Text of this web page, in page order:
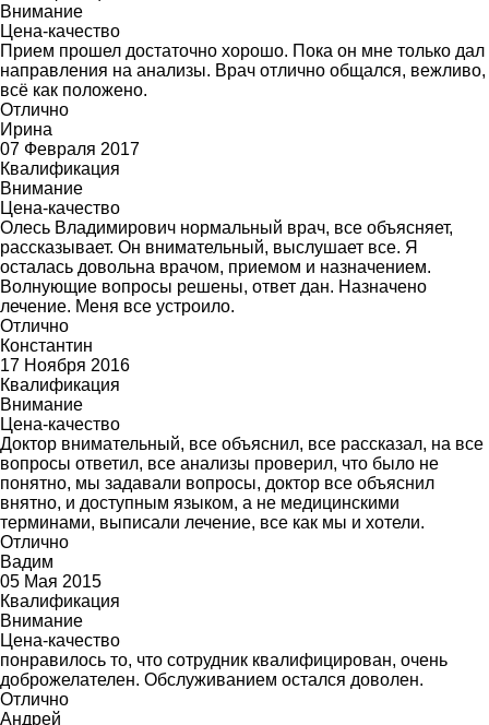
Внимание
Цена-качество
Прием прошел достаточно хорошо. Пока он мне только дал
направления на анализы. Врач отлично общался, вежливо,
всё как положено.
Отлично
Ирина
07 Февраля 2017
Квалификация
Внимание
Цена-качество
Олесь Владимирович нормальный врач, все объясняет,
рассказывает. Он внимательный, выслушает все. Я
осталась довольна врачом, приемом и назначением.
Волнующие вопросы решены, ответ дан. Назначено
лечение. Меня все устроило.
Отлично
Константин
17 Ноября 2016
Квалификация
Внимание
Цена-качество
Доктор внимательный, все объяснил, все рассказал, на все
вопросы ответил, все анализы проверил, что было не
понятно, мы задавали вопросы, доктор все объяснил
внятно, и доступным языком, а не медицинскими
терминами, выписали лечение, все как мы и хотели.
Отлично
Вадим
05 Мая 2015
Квалификация
Внимание
Цена-качество
понравилось то, что сотрудник квалифицирован, очень
доброжелателен. Обслуживанием остался доволен.
Отлично
Андрей